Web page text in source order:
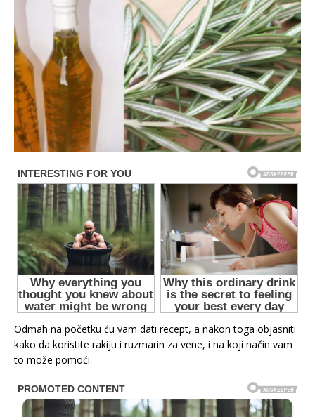
Odmah na početku ću vam dati recept, a nakon toga objasniti
kako da koristite rakiju i ruzmarin za vene, i na koji način vam
to može pomoći.